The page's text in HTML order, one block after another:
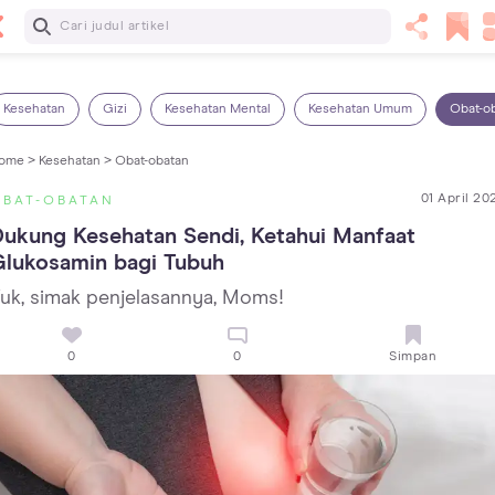
Baca Selanjutnya
Kesehatan Gizi Kesehatan Mental Kesehatan Umum Obat-
> Kesehatan > Obat-obatan
OBATAN 01 April
Kesehatan Sendi, Ketahui Manfaat
bagi Tubuh
simak penjelasannya, Moms!
0 0 Simpan